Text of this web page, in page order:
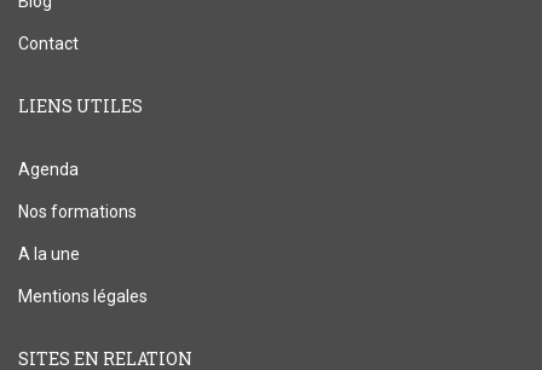
Contact
LIENS UTILES
Agenda
Nos formations
A la une
Mentions légales
SITES EN RELATION